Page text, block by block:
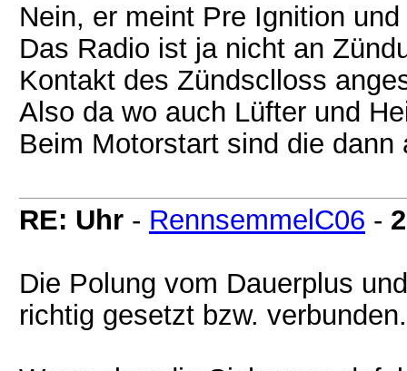
Nein, er meint Pre Ignition
Das Radio ist ja nicht an
Kontakt des Zündsclloss
Also da wo auch Lüfter und
Beim Motorstart sind die dann
RE: Uhr - RennsemmelC06 -
Die Polung vom Dauerplus
richtig gesetzt bzw. verbunden.